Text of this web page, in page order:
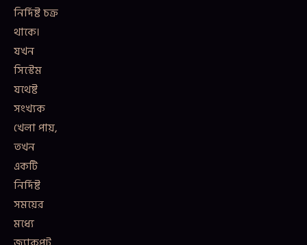
নির্দিষ্ট চক্র
থাকে।
যখন
সিস্টেম
যথেষ্ট
সংখ্যক
খেলা পায়,
তখন
একটি
নির্দিষ্ট
সময়ের
মধ্যে